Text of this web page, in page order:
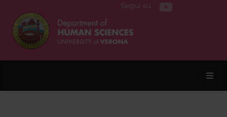
Segui su